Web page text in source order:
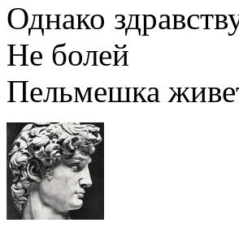
Однако
Не болей
Пельмешка